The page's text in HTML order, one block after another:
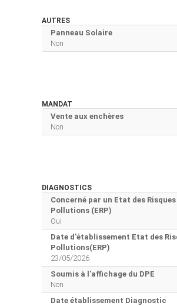
AUTRES
Panneau Solaire
Non
MANDAT
Vente aux enchères
Non
DIAGNOSTICS
Concerné par un Etat des Risques
Pollutions (ERP)
Oui
Date d'établissement Etat des
Pollutions(ERP)
23/05/2026
Soumis à l'affichage du DPE
Non
Date établissement Diagnostic